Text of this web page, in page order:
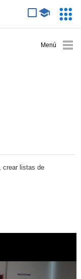
crear listas de